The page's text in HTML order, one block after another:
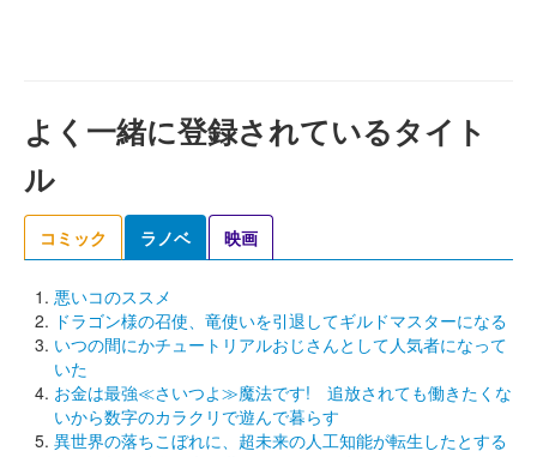
よく一緒に登録されているタイト
ル
コミック ラノベ 映画
悪いコのススメ
ドラゴン様の召使、竜使いを引退してギルドマスターになる
いつの間にかチュートリアルおじさんとして人気者になって
いた
お金は最強≪さいつよ≫魔法です! 追放されても働きたくな
いから数字のカラクリで遊んで暮らす
異世界の落ちこぼれに、超未来の人工知能が転生したとする